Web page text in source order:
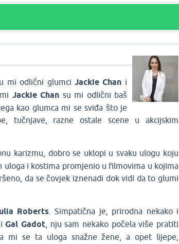
mi odlični glumci Jackie Chan i
Jackie Chan su mi odlični baš
kao glumca mi se sviđa što je
tučnjave, razne ostale scene u akcijskim
karizmu, dobro se uklopi u svaku ulogu koju
uloga i kostima promjenio u filmovima u kojima
da se čovjek iznenadi dok vidi da to glumi
Roberts . Simpatična je, prirodna nekako i
iGal Gadot , nju sam nekako počela više pratiti
mi se ta uloga snažne žene, a opet lijepe,